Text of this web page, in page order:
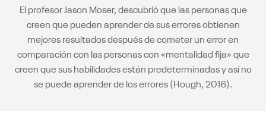
El profesor Jason Moser, descubrió que las personas que
creen que pueden aprender de sus errores obtienen
mejores resultados después de cometer un error en
comparación con las personas con «mentalidad fija» que
creen que sus habilidades están predeterminadas y así no
se puede aprender de los errores (Hough, 2016).